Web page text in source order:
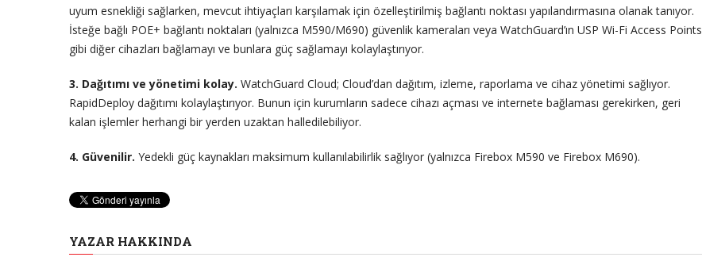
uyum esnekliği sağlarken, mevcut ihtiyaçları karşılamak için özelleştirilmiş bağlantı noktası yapılandırmasına olanak tanıyor.
İsteğe bağlı POE+ bağlantı noktaları (yalnızca M590/M690) güvenlik kameraları veya WatchGuard’ın USP Wi-Fi Access Points
gibi diğer cihazları bağlamayı ve bunlara güç sağlamayı kolaylaştırıyor.
3. Dağıtımı ve yönetimi kolay. WatchGuard Cloud; Cloud’dan dağıtım, izleme, raporlama ve cihaz yönetimi sağlıyor.
RapidDeploy dağıtımı kolaylaştırıyor. Bunun için kurumların sadece cihazı açması ve internete bağlaması gerekirken, geri
kalan işlemler herhangi bir yerden uzaktan halledilebiliyor.
4. Güvenilir. Yedekli güç kaynakları maksimum kullanılabilirlik sağlıyor (yalnızca Firebox M590 ve Firebox M690).
YAZAR HAKKINDA